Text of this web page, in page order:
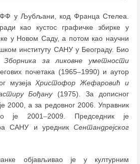
ФФ у Љубљани, код Франца Стелеа.
као кустос графичке збирке у
у Новом Саду, а потом као научни
институту САНУ у Београду. Био
Зборника за ликовне уметности
почетака (1965–1990) и аутор
музејаХристофор Жефаровић и
Бођану(1975). За дописног
2000, а за редовног 2006. Управник
је 2001–2009. Председник је
САНУ и уредник Сентандрејског
објављивао је у културним